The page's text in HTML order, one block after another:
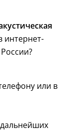
интернет-
или в